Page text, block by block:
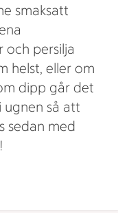
smaksatt
och persilja
helst, eller om
dipp går det
ugnen så att
sedan med